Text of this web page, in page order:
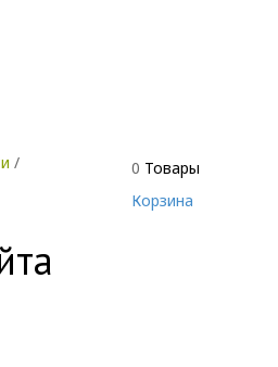
0 Товары
Корзина
/